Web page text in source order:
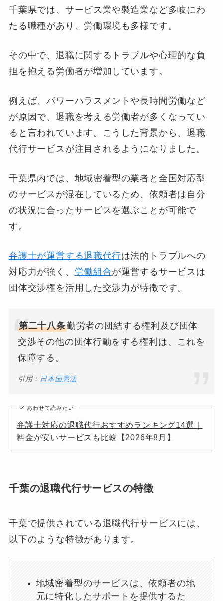
千葉県では、サービス業や製造業など多岐にわ
たる職種があり、労働環境も多様です。
その中で、退職に関するトラブルや心理的な負
担を抱える労働者が増加しています。
例えば、パワーハラスメントや長時間労働など
が原因で、退職を考える労働者が多くなってい
ると言われています。こうした背景から、退職
代行サービスが注目されるようになりました。
千葉県内では、地域密着型の業者と全国対応型
のサービスが混在しているため、依頼者は自分
の状況に合ったサービスを選ぶことが可能で
す。
弁護士が運営する退職代行は法的トラブルへの
対応力が強く、 労働組合が運営するサービスは
団体交渉権を活用した交渉力が特徴です。
第二十八条勤労者の団結する権利及び団体
交渉その他の団体行動をする権利は、これを
保障する。
引用： 日本国憲法
あわせて読みたい
弁護士対応の退職代行おすすめランキング14選｜
料金が安いサービスも比較【2026年8月】
千葉の退職代行サービスの特徴
千葉で提供されている退職代行サービスには、
以下のような特徴があります。
地域密着型のサービスは、依頼者の地
元に特化したサポートを提供するた